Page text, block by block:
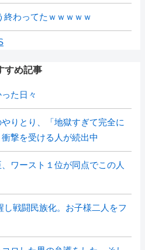
終わってたｗｗｗｗｗ
すめ記事
た日々
りとり、「地獄すぎて完全に
撃を受ける人が続出中
ワースト１位が同点でこの人
し戦闘民族化。お子様二人をフ